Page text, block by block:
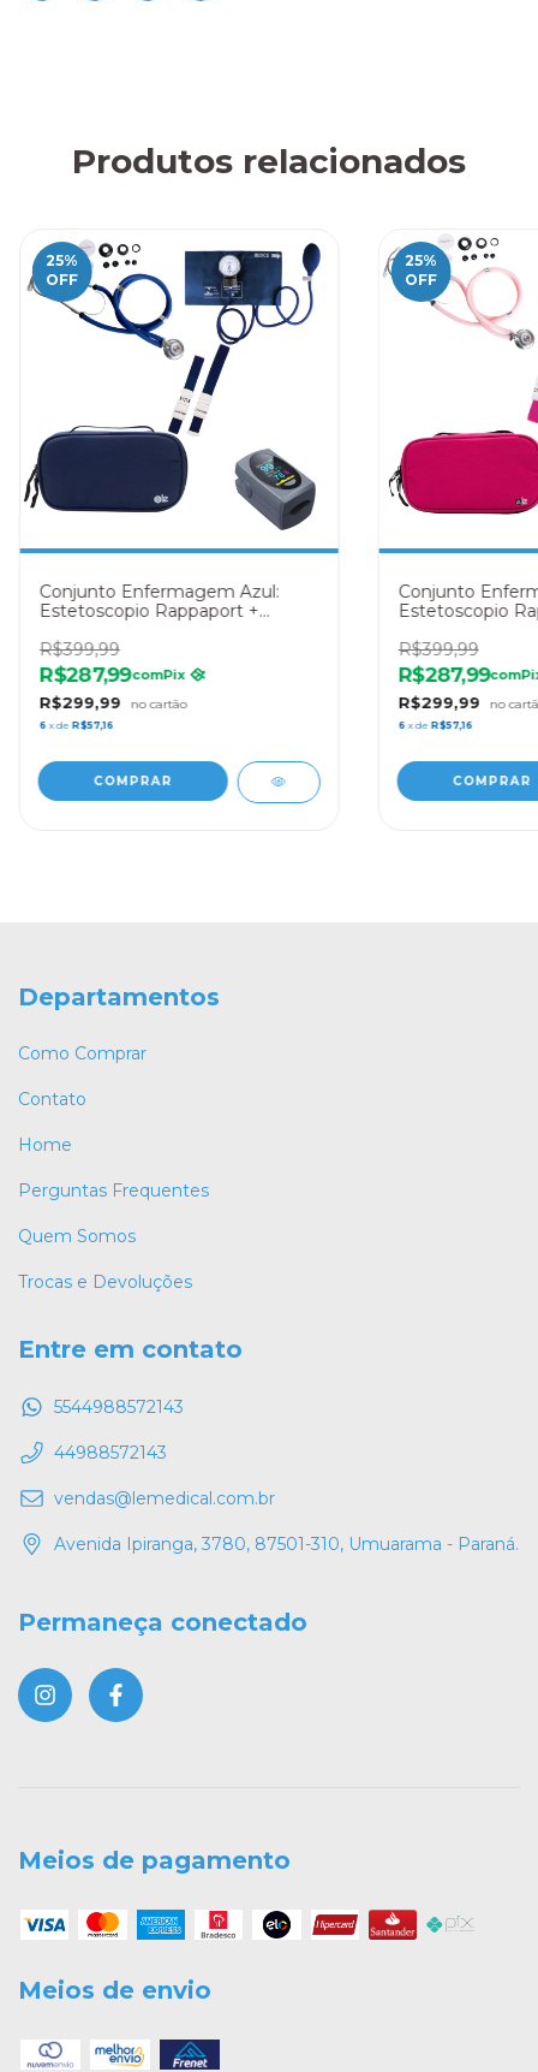
Produtos relacionados
25%
OFF
Conjunto Enfermagem Azul:
Estetoscopio Rappaport +
Medical + Oximetro Mediclini +
Garrote Pamed
R$399,99
R$299,99
R$287,99comPix
6 x de R$57,16
25%
OFF
Conjunto
Estetoscopio
Medical +
Garrote Pamed
R$399,99
R$299,99
R$287,99com
6 x de R$57,16
Departamentos
Como Comprar
Contato
Home
Perguntas Frequentes
Quem Somos
Trocas e Devoluções
Entre em contato
5544988572143
44988572143
vendas@lemedical.com.br
Avenida Ipiranga, 3780, 87501-310, Umuarama - Paraná.
Permaneça conectado
Meios de pagamento
Meios de envio